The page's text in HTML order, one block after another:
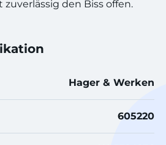
den Biss offen.
Hager & Werken
605220